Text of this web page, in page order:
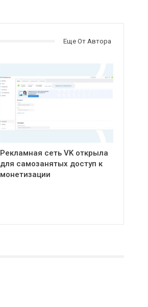
Еще От Автора
Рекламная сеть VK открыла
для самозанятых доступ к
монетизации